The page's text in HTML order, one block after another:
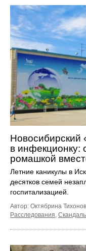
Новосибирский
в инфекционку:
ромашкой
Летние каникулы в
десятков семей
госпитализацией.
Автор: Октябрина
Расследования,